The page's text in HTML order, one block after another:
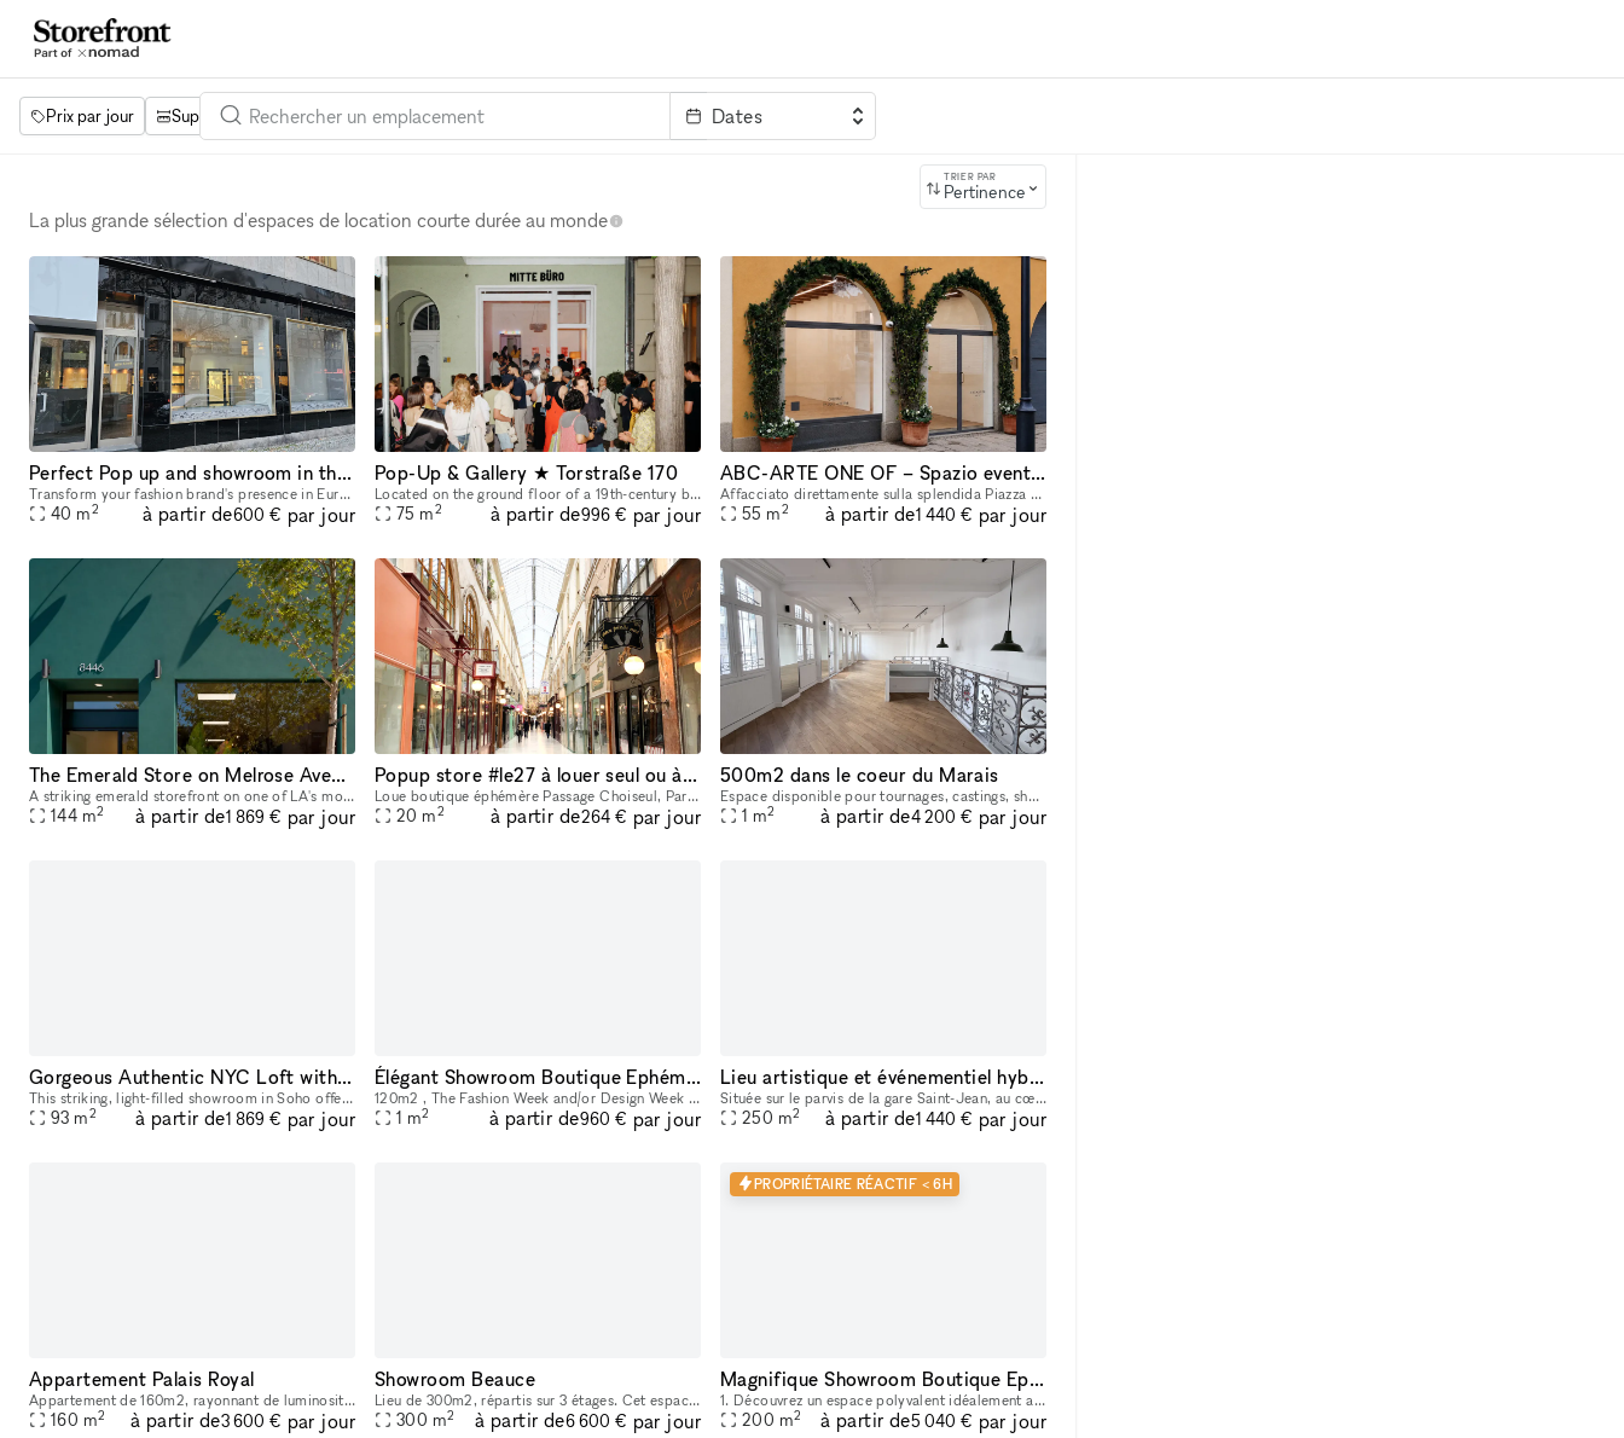
Dates
Prix par jour Superficie Projets Équipements
TRIER PAR
Pertinence
La plus grande sélection d'espaces de location courte durée au monde
Perfect Pop up and showroom in the heart of Kudamm
Transform your fashion brand's presence in Europe with an exclusive pop-up store at Kurfürstendamm 27, Berlin's renowned fashion boulevard. This is more than just a location; it's a statement. Situa
40 m2 à partir de600 € par jour
Pop-Up & Gallery ★ Torstraße 170
Located on the ground floor of a 19th-century building at Torstraße 170, Mitte Büro offers a curated setting for pop-ups, exhibitions, workshops, presentations, salons, talks, shoots, and brand exper
75 m2 à partir de996 € par jour
ABC-ARTE ONE OF – Spazio eventi in Piazza Sant'Eustorgio, Milano
Affacciato direttamente sulla splendida Piazza Sant'Eustorgio, nel cuore di Milano, ABC-ARTE ONE OF è uno spazio espositivo di circa 55 mq, completamente ristrutturato di recente e curato nei minimi
55 m2 à partir de1 440 € par jour
The Emerald Store on Melrose Avenue, steps from Melrose Place
A striking emerald storefront on one of LA's most coveted retail blocks, neighboring Cult Gaia, the Adidas Flagship, Khaite, and steps away from Melrose Place. Inside, a fully finished, gallery-calib
144 m2 à partir de1 869 € par jour
Popup store #le27 à louer seul ou à plusieurs
Loue boutique éphémère Passage Choiseul, Paris 2ème Location à la journée, la semaine ou au mois. Surface de vente : 20m2 Sous-Sol de 19m2 avec point d’eau, toilette et espace de stockage. Double e
20 m2 à partir de264 € par jour
500m2 dans le coeur du Marais
Espace disponible pour tournages, castings, showroom privés.., possibilité de louer une partie
1 m2 à partir de4 200 € par jour
Gorgeous Authentic NYC Loft with White Brick and 15' Ceilings with Vinyl DJ Console
This striking, light-filled showroom in Soho offers a refined and minimalist backdrop perfect for fashion week, photoshoots, film productions, and creative projects. Set in a historic authentic New Y
93 m2 à partir de1 869 € par jour
Élégant Showroom Boutique Ephémère in Paris
120m2 , The Fashion Week and/or Design Week price is 1875 daily. Experience the convenience of a prime location in the heart of Paris for your showroom needs. This adaptable space is ideal for showca
1 m2 à partir de960 € par jour
Lieu artistique et événementiel hybride
Située sur le parvis de la gare Saint-Jean, au cœur du quartier Euratlantique, L’Estrade est une salle événementielle hybride de 250 m², pensée pour accueillir tous types d’événements professionnels
250 m2 à partir de1 440 € par jour
Appartement Palais Royal
Appartement de 160m2, rayonnant de luminosité. Cet espace possède plusieurs salles, permettant de créer différentes ambiances, idéal pour un showroom. Emplacement animé proche du musée du Louvre, du
160 m2 à partir de3 600 € par jour
Showroom Beauce
Lieu de 300m2, répartis sur 3 étages. Cet espace mélange authenticité et modernité, entre ces murs apparents en briques et ses poutres en métal visibles. Une grande verrière est présente et permettan
300 m2 à partir de6 600 € par jour
PROPRIÉTAIRE RÉACTIF < 6H
Magnifique Showroom Boutique Ephémère à Paris
1. Découvrez un espace polyvalent idéalement adapté pour des showrooms, pop-up boutiques et événements éphémères. Situé en plein cœur de Paris, sur le boulevard Saint-Germain, à proximité de la Place
200 m2 à partir de5 040 € par jour